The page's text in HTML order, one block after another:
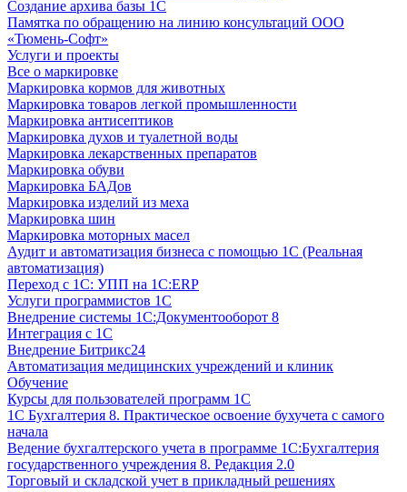
Создание архива базы 1С
Памятка по обращению на линию консультаций ООО
«Тюмень-Софт»
Услуги и проекты
Все о маркировке
Маркировка кормов для животных
Маркировка товаров легкой промышленности
Маркировка антисептиков
Маркировка духов и туалетной воды
Маркировка лекарственных препаратов
Маркировка обуви
Маркировка БАДов
Маркировка изделий из меха
Маркировка шин
Маркировка моторных масел
Аудит и автоматизация бизнеса с помощью 1С (Реальная
автоматизация)
Переход с 1С: УПП на 1С:ERP
Услуги программистов 1С
Внедрение системы 1С:Документооборот 8
Интеграция с 1С
Внедрение Битрикс24
Автоматизация медицинских учреждений и клиник
Обучение
Курсы для пользователей программ 1С
1С Бухгалтерия 8. Практическое освоение бухучета с самого
начала
Ведение бухгалтерского учета в программе 1С:Бухгалтерия
государственного учреждения 8. Редакция 2.0
Торговый и складской учет в прикладный решениях